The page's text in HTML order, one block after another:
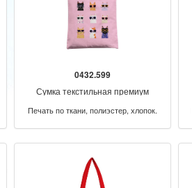
0432.599
Сумка текстильная премиум
Печать по ткани, полиэстер, хлопок.